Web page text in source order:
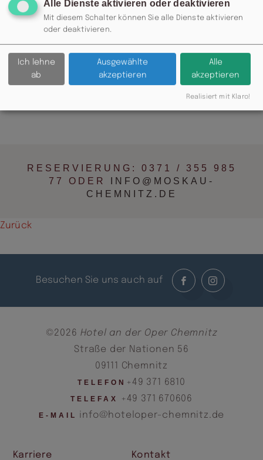
RESERVIERUNG: 0371 / 355 985
77 ODER
INFO@MOSKAU-
CHEMNITZ.DE
Zurück
Besuchen Sie uns auch auf
©2026 Hotel an der Oper Chemnitz
Straße der Nationen 56
09111 Chemnitz
TELEFON +49 371 6810
TELEFAX +49 371 670606
E-MAIL info@hoteloper-chemnitz.de
Karriere Kontakt
Alle Dienste aktivieren oder deaktivieren
Mit diesem Schalter können Sie alle Dienste aktivieren
oder deaktivieren.
Ich lehne
ab
Ausgewählte
akzeptieren
Alle
akzeptieren
Realisiert mit Klaro!